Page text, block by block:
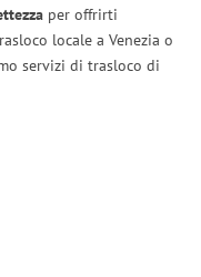
per offrirti
locale a Venezia o
servizi di trasloco di